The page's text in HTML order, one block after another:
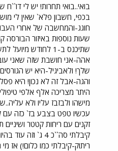
בכפי, חשבון פלא` שאין לי
חוגג-והמחשבה של אחרי
שעות נוספות באיזור הבורסה
שתיכנס ב-1 לחודש
שלך! ולאביגיל-היא יש
והגה-אבל זה לא נכון! היא
היתר מצריכה אלף אלפי
מישהו ולבזבז עליו ולא
עכשיו טפט בצבע בז` כזה עם
זקנים עם ריחות קטטר ושיניים
ריתוק-קיבלתי כמו כלום!) אז